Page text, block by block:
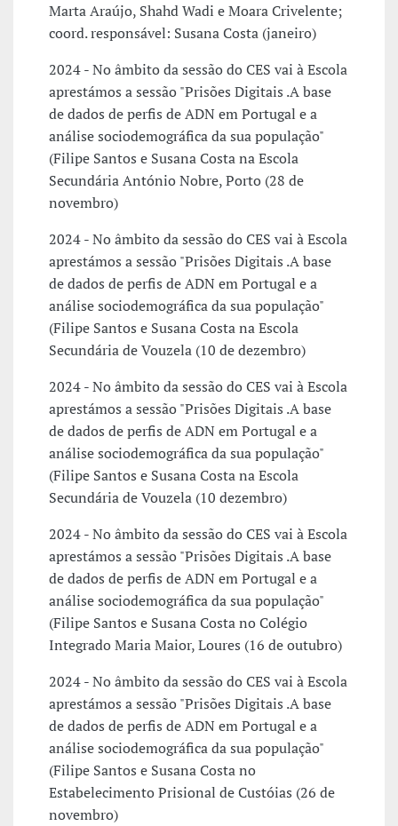
Marta Araújo, Shahd Wadi e Moara Crivelente;
coord. responsável: Susana Costa (janeiro)
2024 - No âmbito da sessão do CES vai à Escola
aprestámos a sessão "Prisões Digitais .A base
de dados de perfis de ADN em Portugal e a
análise sociodemográfica da sua população"
(Filipe Santos e Susana Costa na Escola
Secundária António Nobre, Porto (28 de
novembro)
2024 - No âmbito da sessão do CES vai à Escola
aprestámos a sessão "Prisões Digitais .A base
de dados de perfis de ADN em Portugal e a
análise sociodemográfica da sua população"
(Filipe Santos e Susana Costa na Escola
Secundária de Vouzela (10 de dezembro)
2024 - No âmbito da sessão do CES vai à Escola
aprestámos a sessão "Prisões Digitais .A base
de dados de perfis de ADN em Portugal e a
análise sociodemográfica da sua população"
(Filipe Santos e Susana Costa na Escola
Secundária de Vouzela (10 dezembro)
2024 - No âmbito da sessão do CES vai à Escola
aprestámos a sessão "Prisões Digitais .A base
de dados de perfis de ADN em Portugal e a
análise sociodemográfica da sua população"
(Filipe Santos e Susana Costa no Colégio
Integrado Maria Maior, Loures (16 de outubro)
2024 - No âmbito da sessão do CES vai à Escola
aprestámos a sessão "Prisões Digitais .A base
de dados de perfis de ADN em Portugal e a
análise sociodemográfica da sua população"
(Filipe Santos e Susana Costa no
Estabelecimento Prisional de Custóias (26 de
novembro)